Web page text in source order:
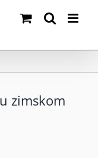
zimskom